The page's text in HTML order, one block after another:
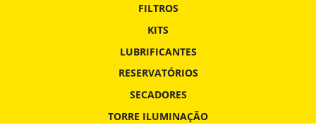
FILTROS
KITS
LUBRIFICANTES
RESERVATÓRIOS
SECADORES
TORRE ILUMINAÇÃO